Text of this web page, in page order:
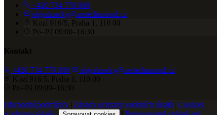
+420 734 770 000
objednavky@aretediamond.cz
Kozí 916/5, Praha 1, 110 00
Po–Pá 09:00–16:30
Kontakt
+420 734 770 000
objednavky@aretediamond.cz
Kozí 916/5, Praha 1, 110 00
Po–Pá 09:00–16:30
Obchodní podmínky | Zásady ochrany osobních údajů | Cookies